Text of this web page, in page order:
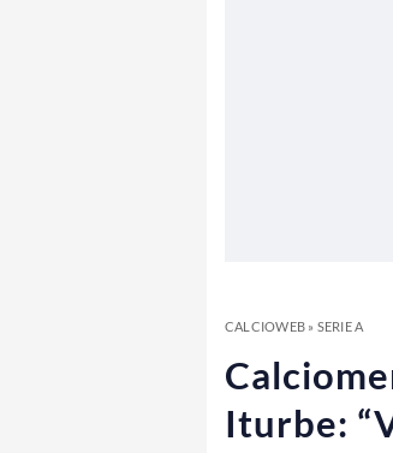
CALCIOWEB» SERIE A
Iturbe: